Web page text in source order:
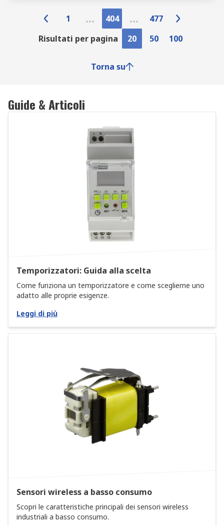
1 404
477
Risultati per pagina
20 50 100
Torna su
Guide & Articoli
Temporizzatori: Guida alla scelta
Come funziona un temporizzatore e come sceglierne uno
adatto alle proprie esigenze.
Leggi di più
Sensori wireless a basso consumo
Scopri le caratteristiche principali dei sensori wireless
industriali a basso consumo.